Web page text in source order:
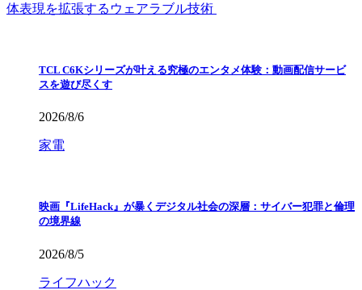
体表現を拡張するウェアラブル技術
TCL C6Kシリーズが叶える究極のエンタメ体験：動画配信サービ
スを遊び尽くす
2026/8/6
家電
映画『LifeHack』が暴くデジタル社会の深層：サイバー犯罪と倫理
の境界線
2026/8/5
ライフハック